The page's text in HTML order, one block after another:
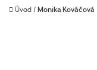
Úvod / Monika Kováčová